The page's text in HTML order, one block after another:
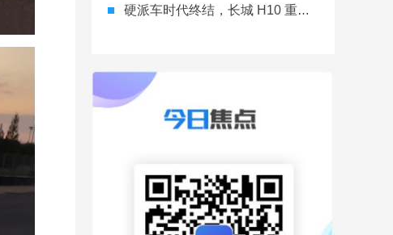
硬派车时代终结，长城 H10 重新洗牌